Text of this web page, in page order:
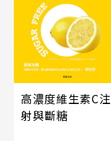
高濃度維生素C注
射與斷糖